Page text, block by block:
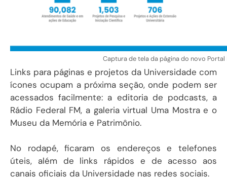
Captura de tela da página do novo
Links para páginas e projetos da Universidade com
ícones ocupam a próxima seção, onde podem ser
acessados facilmente: a editoria de podcasts, a
Rádio Federal FM, a galeria virtual Uma Mostra e o
Museu da Memória e Patrimônio.
No rodapé, ficaram os endereços e telefones
úteis, além de links rápidos e de acesso aos
canais oficiais da Universidade nas redes sociais.